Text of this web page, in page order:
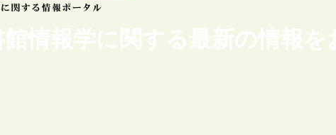
館情報学に関する最新の情報